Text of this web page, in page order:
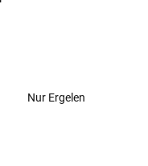
Nur Ergelen